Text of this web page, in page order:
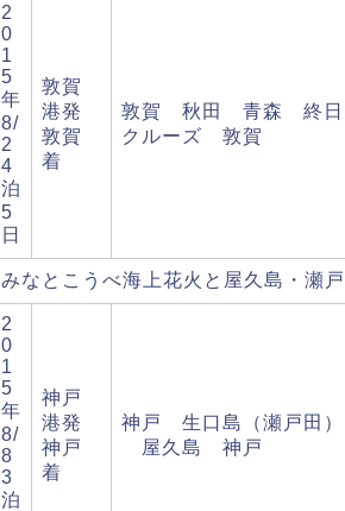
2
0
1
5
年
8/
2
4
泊
5
日
敦賀
港発
敦賀
着
敦賀 秋田 青森 終日
クルーズ 敦賀
みなとこうべ海上花火と屋久島・瀬
2
0
1
5
年
8/
8
3
泊
神戸
港発
神戸
着
神戸 生口島（瀬戸田）
屋久島 神戸